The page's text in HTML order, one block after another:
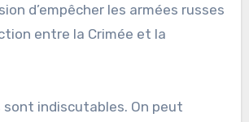
d’empêcher les armées russes
entre la Crimée et la
indiscutables. On peut